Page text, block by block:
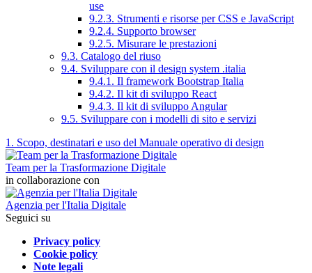
use
9.2.3. Strumenti e risorse per CSS e JavaScript
9.2.4. Supporto browser
9.2.5. Misurare le prestazioni
9.3. Catalogo del riuso
9.4. Sviluppare con il design system .italia
9.4.1. Il framework Bootstrap Italia
9.4.2. Il kit di sviluppo React
9.4.3. Il kit di sviluppo Angular
9.5. Sviluppare con i modelli di sito e servizi
1. Scopo, destinatari e uso del Manuale operativo di design
Team per la Trasformazione Digitale
in collaborazione con
Agenzia per l'Italia Digitale
Seguici su
Privacy policy
Cookie policy
Note legali